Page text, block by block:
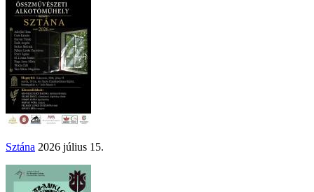
Sztána 2026 július 15.